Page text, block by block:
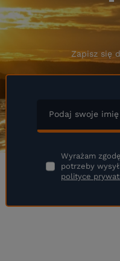
Zapisz się
Podaj swoje imię
Wyrażam
potrzeby
polityce